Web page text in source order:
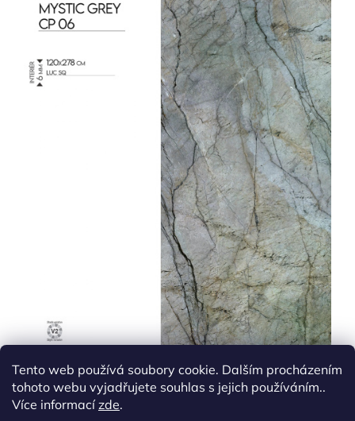
Tento web používá soubory cookie. Dalším procházením
tohoto webu vyjadřujete souhlas s jejich používáním..
Více informacízde.